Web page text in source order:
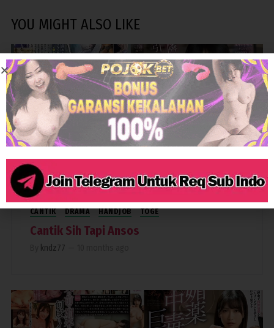
YOU MIGHT ALSO LIKE
CANTIK DRAMA HANDJOB TOGE
Cantik Sih Tapi Ansos
kndz77